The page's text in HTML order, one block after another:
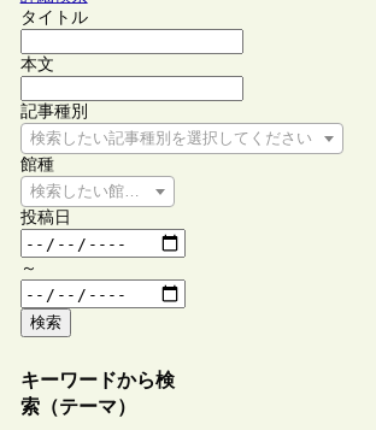
タイトル
本文
記事種別
検索したい記事種別を選択してください
館種
検索したい館種を選択してください
投稿日
～
検索
キーワードから検
索（テーマ）